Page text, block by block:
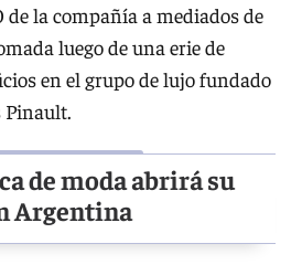
de la compañía a mediados de
luego de una erie de
en el grupo de lujo fundado
Pinault.
de moda abrirá su
Argentina